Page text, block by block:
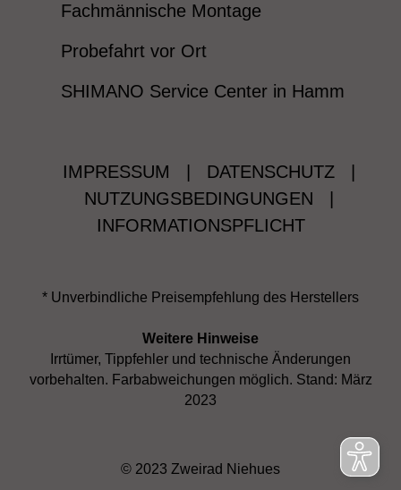
Fachmännische Montage
Probefahrt vor Ort
SHIMANO Service Center in Hamm
IMPRESSUM DATENSCHUTZ
NUTZUNGSBEDINGUNGEN
INFORMATIONSPFLICHT
* Unverbindliche Preisempfehlung des Herstellers
Weitere Hinweise
Irrtümer, Tippfehler und technische Änderungen
vorbehalten. Farbabweichungen möglich. Stand: März
2023
© 2023 Zweirad Niehues